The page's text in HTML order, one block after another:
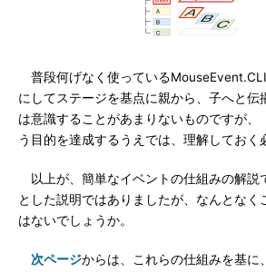
普段何げなく使っている
にしてステージを基点に親から、子へと伝
は意識することがあまりないものですが、
う目的を達成するうえでは、理解しておく
以上が、簡単なイベントの仕組みの解説
とした説明ではありましたが、なんとなく
はないでしょうか。
次ページからは、これらの仕組みを基に